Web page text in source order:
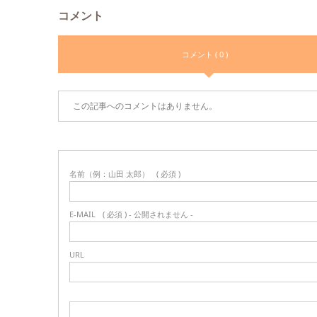
コメント
コメント ( 0 )
この記事へのコメントはありません。
名前（例：山田 太郎） ( 必須 )
E-MAIL ( 必須 ) - 公開されません -
URL